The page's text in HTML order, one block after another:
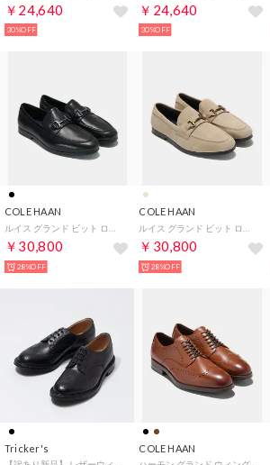
￥24,640
30%OFF
￥24,640
30%OFF
COLE HAAN
￥30,800
28%OFF
COLE HAAN
￥30,800
28%OFF
Tricker's COLE HAAN